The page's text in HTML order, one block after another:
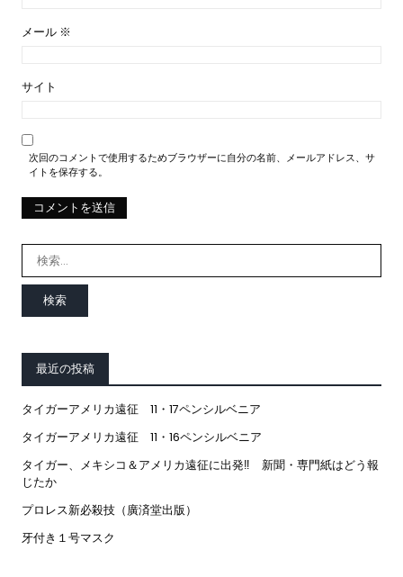
メール ※
サイト
次回のコメントで使用するためブラウザーに自分の名前、メールアドレス、サ
イトを保存する。
最近の投稿
タイガーアメリカ遠征 11・17ペンシルベニア
タイガーアメリカ遠征 11・16ペンシルベニア
タイガー、メキシコ＆アメリカ遠征に出発‼ 新聞・専門紙はどう報
じたか
プロレス新必殺技（廣済堂出版）
牙付き１号マスク